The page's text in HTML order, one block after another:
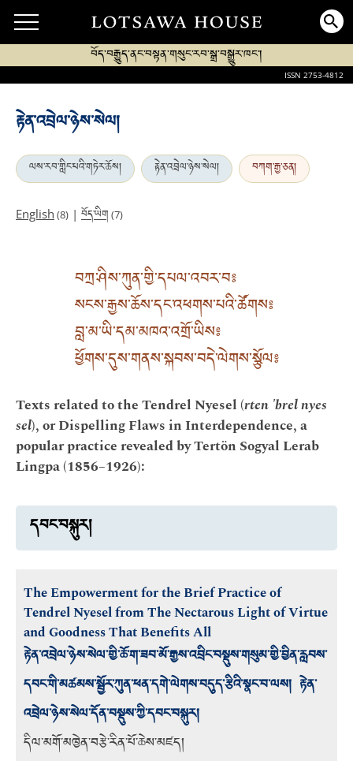
བོད་བརྒྱུད་ནང་བསྟན་གསུང་རབ་སྒྲ་བསྒྱུར་ཁང་།
ISSN 2753-4812
རྟེན་འབྲེལ་ཉེས་སེལ།
ལས་རབ་གླིང་པའི་གཏེར་ཆོས། རྟེན་འབྲེལ་ཉེས་སེལ། བཀག་རྒྱ་ཅན།
English (8) | བོད་ཡིག (7)
བཀྲ་ཤིས་ཀུན་གྱི་དཔལ་འབར་བ༔
སངས་རྒྱས་ཆོས་དང་འཕགས་པའི་ཚོགས༔
བླ་མ་ཡི་དམ་མཁའ་འགྲོ་ཡིས༔
ཕྱོགས་དུས་གནས་སྐབས་བདེ་ལེགས་སྩོལ༔
Texts related to the Tendrel Nyesel (rten 'brel nyes
sel), or Dispelling Flaws in Interdependence, a
popular practice revealed by Tertön Sogyal Lerab
Lingpa (1856–1926):
དབང་བསྐུར།
The Empowerment for the Brief Practice of
Tendrel Nyesel from The Nectarous Light of Virtue
and Goodness That Benefits All
རྟེན་འབྲེལ་ཉེས་སེལ་གྱི་ཆོ་ག་ཟབ་མོ་རྒྱས་འབྲིང་བསྡུས་གསུམ་གྱི་བྱིན་རླབས་
དབང་གི་མཚམས་སྦྱོར་ཀུན་ཕན་དགེ་ལེགས་བདུད་རྩིའི་སྣང་བ་ལས། རྟེན་
འབྲེལ་ཉེས་སེལ་དོན་བསྡུས་ཀྱི་དབང་བསྐུར།
དིལ་མགོ་མཁྱེན་བརྩེ་རིན་པོ་ཆེས་མཛད།